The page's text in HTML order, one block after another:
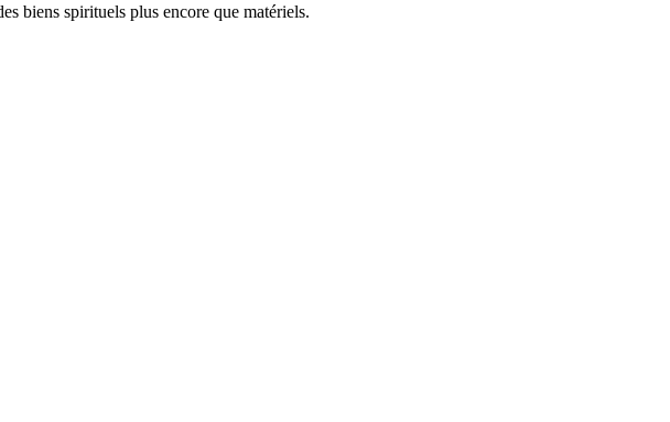
biens spirituels plus encore que matériels.